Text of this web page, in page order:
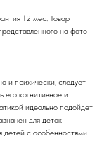
12 мес. Товар
на фото
и психически, следует
его когнитивное и
идеально подойдет
для деток
детей с особенностями